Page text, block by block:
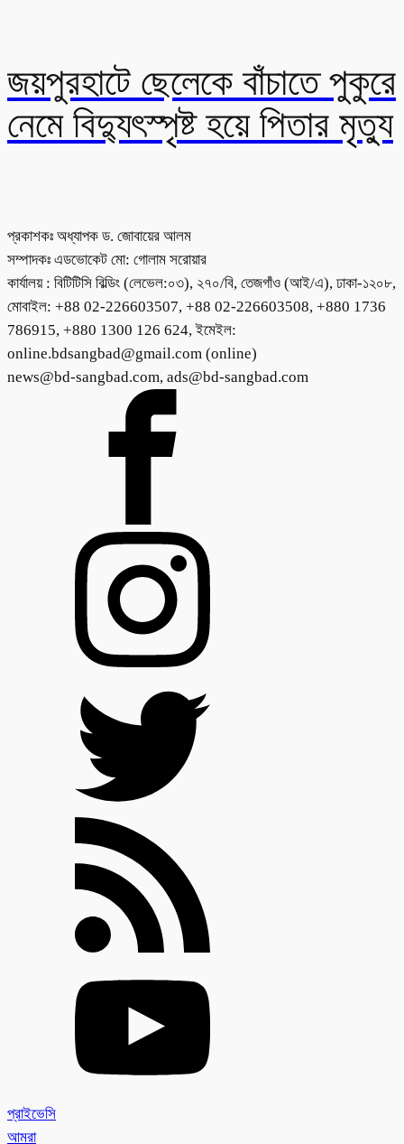
জয়পুরহাটে ছেলেকে বাঁচাতে পুকুরে
নেমে বিদ্যুৎস্পৃষ্ট হয়ে পিতার মৃত্যু
প্রকাশকঃ অধ্যাপক ড. জোবায়ের আলম
সম্পাদকঃ এডভোকেট মো: গোলাম সরোয়ার
কার্যালয় : বিটিটিসি বিল্ডিং (লেভেল:০৩), ২৭০/বি, তেজগাঁও (আই/এ), ঢাকা-১২০৮,
মোবাইল: +88 02-226603507, +88 02-226603508, +880 1736
786915, +880 1300 126 624, ইমেইল:
online.bdsangbad@gmail.com (online)
news@bd-sangbad.com, ads@bd-sangbad.com
প্রাইভেসি
আমরা